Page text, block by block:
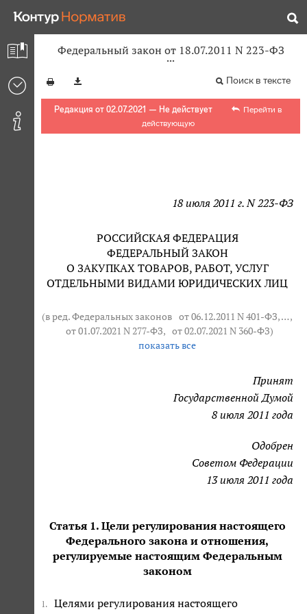
Федеральный закон от 18.07.2011 N 223-ФЗ
Поиск в тексте
Редакция от 02.07.2021 — Не действует
Перейти в
действующую
18 июля 2011 г. N 223-ФЗ
РОССИЙСКАЯ ФЕДЕРАЦИЯ
ФЕДЕРАЛЬНЫЙ ЗАКОН
О ЗАКУПКАХ ТОВАРОВ, РАБОТ, УСЛУГ
ОТДЕЛЬНЫМИ ВИДАМИ ЮРИДИЧЕСКИХ ЛИЦ
(в ред. Федеральных законов от 06.12.2011 N 401-ФЗ, … ,
от 01.07.2021 N 277-ФЗ, от 02.07.2021 N 360-ФЗ)
показать все
Принят
Государственной Думой
8 июля 2011 года
Одобрен
Советом Федерации
13 июля 2011 года
Статья 1. Цели регулирования настоящего
Федерального закона и отношения,
регулируемые настоящим Федеральным
законом
1.
Целями регулирования настоящего